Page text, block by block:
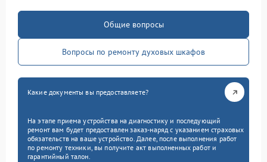
Общие вопросы
Вопросы по ремонту духовых шкафов
Какие документы вы предоставляете?
На этапе приема устройства на диагностику и последующий
ремонт вам будет предоставлен заказ-наряд с указанием страховых
обязательств на ваше устройство. Далее, после выполнения работ
по ремонту техники, вы получите акт выполненных работ и
гарантийный талон.